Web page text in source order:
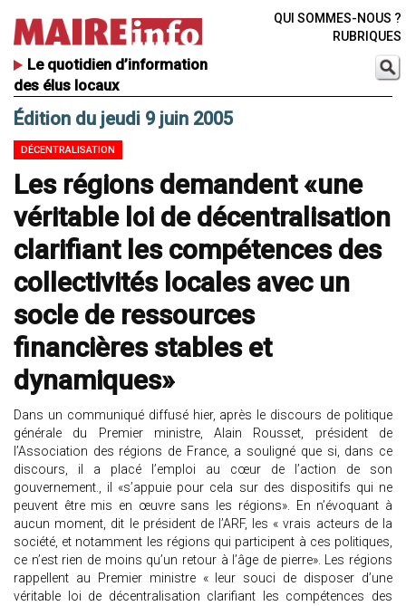
Le quotidien d’information
des élus locaux
QUI SOMMES-NOUS ?
RUBRIQUES
Édition du jeudi 9 juin 2005
DÉCENTRALISATION
Les régions demandent «une
véritable loi de décentralisation
clarifiant les compétences des
collectivités locales avec un
socle de ressources
financières stables et
dynamiques»
Dans un communiqué diffusé hier, après le discours de politique
générale du Premier ministre, Alain Rousset, président de
l’Association des régions de France, a souligné que si, dans ce
discours, il a placé l’emploi au cœur de l’action de son
gouvernement., il «s’appuie pour cela sur des dispositifs qui ne
peuvent être mis en œuvre sans les régions». En n’évoquant à
aucun moment, dit le président de l’ARF, les « vrais acteurs de la
société, et notamment les régions qui participent à ces politiques,
ce n’est rien de moins qu’un retour à l’âge de pierre». Les régions
rappellent au Premier ministre « leur souci de disposer d’une
véritable loi de décentralisation clarifiant les compétences des